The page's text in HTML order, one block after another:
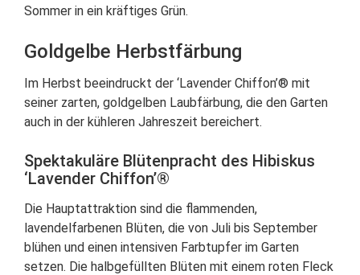
Sommer in ein kräftiges Grün.
Goldgelbe Herbstfärbung
Im Herbst beeindruckt der ‘Lavender Chiffon’® mit
seiner zarten, goldgelben Laubfärbung, die den Garten
auch in der kühleren Jahreszeit bereichert.
Spektakuläre Blütenpracht des Hibiskus
‘Lavender Chiffon’®
Die Hauptattraktion sind die flammenden,
lavendelfarbenen Blüten, die von Juli bis September
blühen und einen intensiven Farbtupfer im Garten
setzen. Die halbgefüllten Blüten mit einem roten Fleck